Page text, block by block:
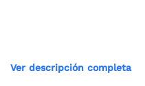
Ver descripción completa